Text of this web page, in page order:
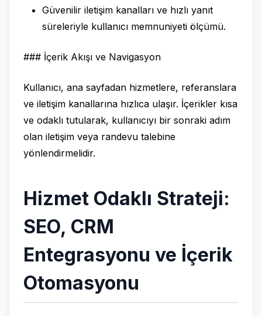
Güvenilir iletişim kanalları ve hızlı yanıt
süreleriyle kullanıcı memnuniyeti ölçümü.
### İçerik Akışı ve Navigasyon
Kullanıcı, ana sayfadan hizmetlere, referanslara
ve iletişim kanallarına hızlıca ulaşır. İçerikler kısa
ve odaklı tutularak, kullanıcıyı bir sonraki adım
olan iletişim veya randevu talebine
yönlendirmelidir.
Hizmet Odaklı Strateji:
SEO, CRM
Entegrasyonu ve İçerik
Otomasyonu